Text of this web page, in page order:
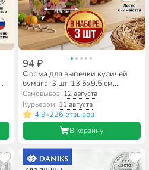
94 ₽
Форма для выпечки куличей
бумага, 3 шт, 13.5х9.5 см,
круглая, пасхальные,
Мультидом, Пасхальная, МТ8-
113
Самовывоз: 12 августа
Курьером: 11 августа
4.9•226 отзывов
В корзину